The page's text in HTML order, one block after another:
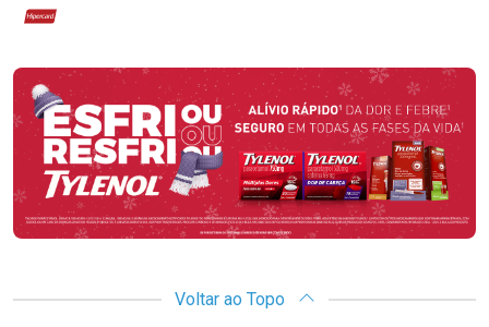
Hipercard
Promoção em Destaque
Voltar ao Topo